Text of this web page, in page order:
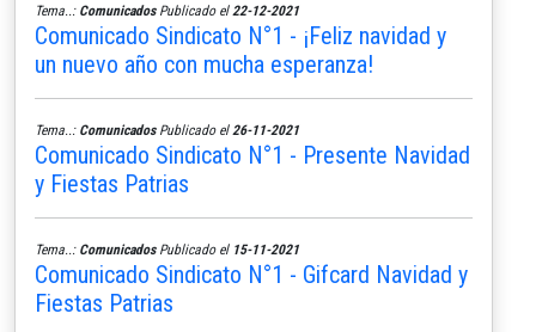
Tema..: ComunicadosPublicado el 22-12-2021
Comunicado Sindicato N°1 - ¡Feliz navidad y
un nuevo año con mucha esperanza!
Tema..: ComunicadosPublicado el 26-11-2021
Comunicado Sindicato N°1 - Presente Navidad
y Fiestas Patrias
Tema..: ComunicadosPublicado el 15-11-2021
Comunicado Sindicato N°1 - Gifcard Navidad y
Fiestas Patrias